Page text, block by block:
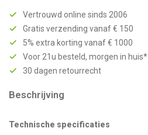
Vertrouwd online sinds 2006
Gratis verzending vanaf € 150
5% extra korting vanaf € 1000
Voor 21u besteld, morgen in huis*
30 dagen retourrecht
Beschrijving
Technische specificaties